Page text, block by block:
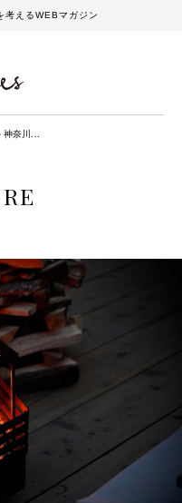
えるWEBマガジン
奈川...